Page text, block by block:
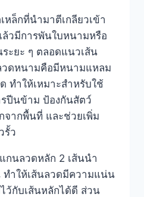
หล็กที่นำมาตีเกลียวเข้า
วมีการพันใบหนามหรือ
ะยะ ๆ ตลอดแนวเส้น
ดหนามคือมีหนามแหลม
ทำให้เหมาะสำหรับใช้
ปีนข้าม ป้องกันสัตว์
จากพื้นที่ และช่วยเพิ่ม
รั้ว
กนลวดหลัก 2 เส้นนำ
ทำให้เส้นลวดมีความแน่น
ว้กับเส้นหลักได้ดี ส่วน